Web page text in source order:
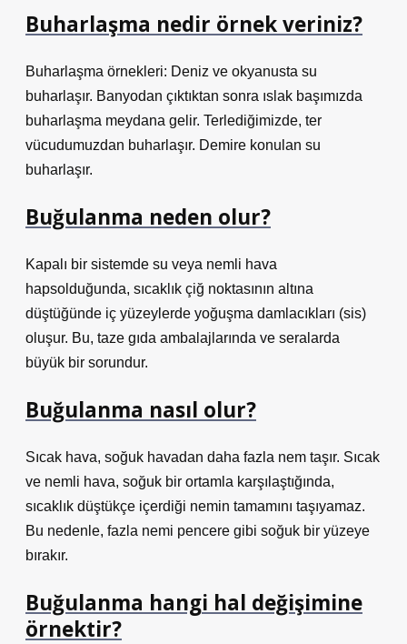
Buharlaşma nedir örnek veriniz?
Buharlaşma örnekleri: Deniz ve okyanusta su
buharlaşır. Banyodan çıktıktan sonra ıslak başımızda
buharlaşma meydana gelir. Terlediğimizde, ter
vücudumuzdan buharlaşır. Demire konulan su
buharlaşır.
Buğulanma neden olur?
Kapalı bir sistemde su veya nemli hava
hapsolduğunda, sıcaklık çiğ noktasının altına
düştüğünde iç yüzeylerde yoğuşma damlacıkları (sis)
oluşur. Bu, taze gıda ambalajlarında ve seralarda
büyük bir sorundur.
Buğulanma nasıl olur?
Sıcak hava, soğuk havadan daha fazla nem taşır. Sıcak
ve nemli hava, soğuk bir ortamla karşılaştığında,
sıcaklık düştükçe içerdiği nemin tamamını taşıyamaz.
Bu nedenle, fazla nemi pencere gibi soğuk bir yüzeye
bırakır.
Buğulanma hangi hal değişimine
örnektir?